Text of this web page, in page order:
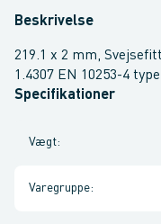
Beskrivelse
219.1 x 2 mm,
1.4307 EN 10253-4
Specifikationer
Vægt:
Varegruppe: